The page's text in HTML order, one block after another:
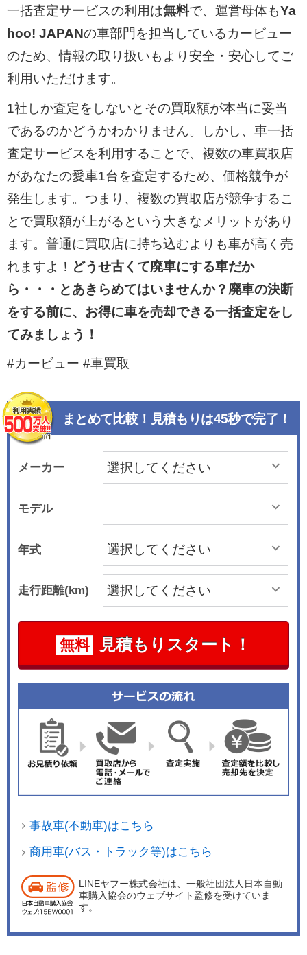
一括査定サービスの利用は無料で、運営母体もYa
hoo! JAPANの車部門を担当しているカービュー
のため、情報の取り扱いもより安全・安心してご
利用いただけます。
1社しか査定をしないとその買取額が本当に妥当
であるのかどうかわかりません。しかし、車一括
査定サービスを利用することで、複数の車買取店
があなたの愛車1台を査定するため、価格競争が
発生します。つまり、複数の買取店が競争するこ
とで買取額が上がるという大きなメリットがあり
ます。普通に買取店に持ち込むよりも車が高く売
れますよ！ どうせ古くて廃車にする車だか
ら・・・とあきらめてはいませんか？廃車の決断
をする前に、お得に車を売却できる一括査定をし
てみましょう！
#カービュー #車買取
まとめて比較！見積もりは45秒で完了！
メーカー
モデル
年式
走行距離(km)
無料 見積もりスタート！
事故車(不動車)はこちら
商用車(バス・トラック等)はこちら
LINEヤフー株式会社は、一般社団法人日本自動
車購入協会のウェブサイト監修を受けていま
す。